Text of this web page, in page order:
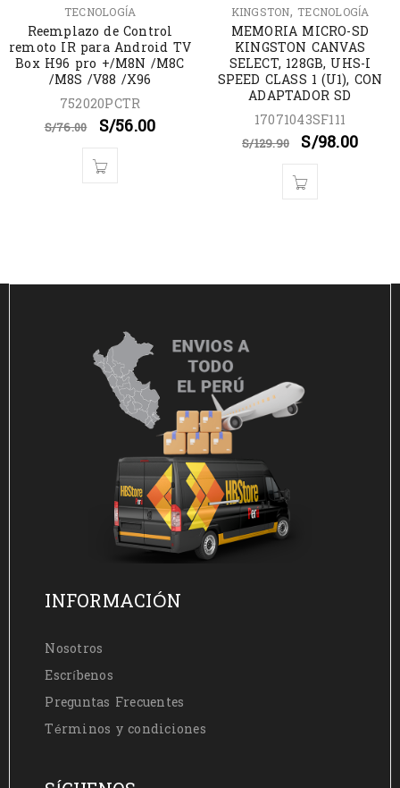
TECNOLOGÍA
Reemplazo de Control
remoto IR para Android TV
Box H96 pro +/M8N /M8C
/M8S /V88 /X96
752020PCTR
S/76.00 S/56.00
KINGSTON, TECNOLOGÍA
MEMORIA MICRO-SD
KINGSTON CANVAS
SELECT, 128GB, UHS-I
SPEED CLASS 1 (U1), CON
ADAPTADOR SD
17071043SF111
S/129.90 S/98.00
INFORMACIÓN
Nosotros
Escríbenos
Preguntas Frecuentes
Términos y condiciones